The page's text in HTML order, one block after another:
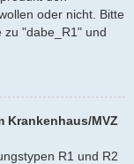
oder nicht. Bitte
zu "dabe_R1" und
Krankenhaus/MVZ
R1 und R2